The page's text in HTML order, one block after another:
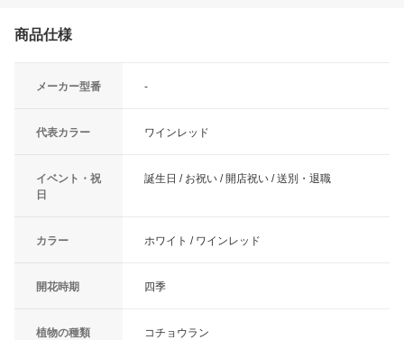
商品仕様
メーカー型番 -
代表カラー ワインレッド
イベント・祝
日
誕生日 / お祝い / 開店祝い / 送別・退職
カラー ホワイト / ワインレッド
開花時期 四季
植物の種類 コチョウラン